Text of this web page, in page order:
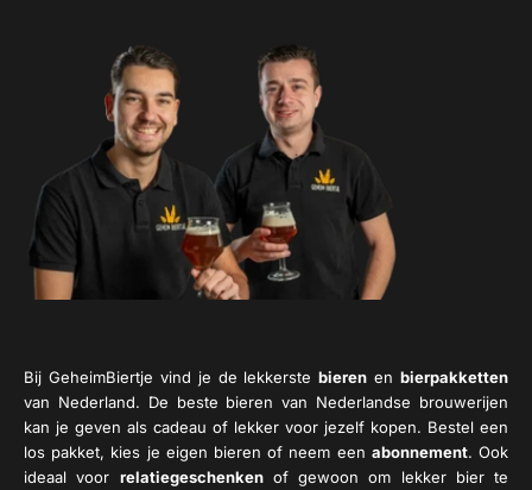
Bij GeheimBiertje vind je de lekkerstebieren en bierpakketten
van Nederland. De beste bieren van Nederlandse brouwerijen
kan je geven als cadeau of lekker voor jezelf kopen. Bestel een
los pakket, kies je eigen bieren of neem een abonnement. Ook
ideaal voor relatiegeschenkenof gewoon om lekker bier te